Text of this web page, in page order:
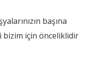
başına
bizim için önceliklidir